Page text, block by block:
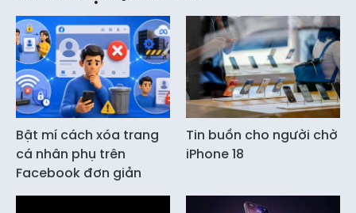
Bật mí cách xóa trang
cá nhân phụ trên
Facebook đơn giản
Tin buồn cho người chờ
iPhone 18